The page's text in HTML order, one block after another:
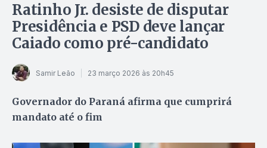
Ratinho Jr. desiste de disputar
Presidência e PSD deve lançar
Caiado como pré-candidato
Samir Leão 23 março 2026 às 20h45
Governador do Paraná afirma que cumprirá
mandato até o fim